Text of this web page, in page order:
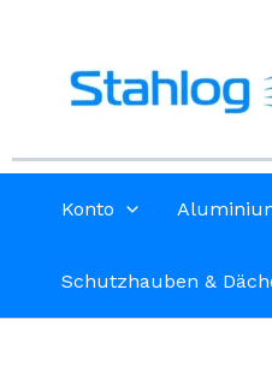
springen
Konto
Schutzhauben &